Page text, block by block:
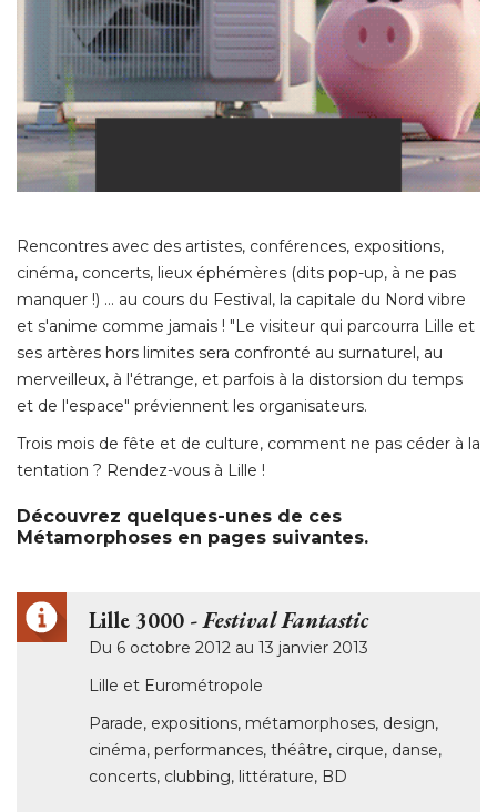
Rencontres avec des artistes, conférences, expositions,
cinéma, concerts, lieux éphémères (dits pop-up, à ne pas
manquer !) ... au cours du Festival, la capitale du Nord vibre
et s'anime comme jamais ! "Le visiteur qui parcourra Lille et
ses artères hors limites sera confronté au surnaturel, au
merveilleux, à l'étrange, et parfois à la distorsion du temps
et de l'espace" préviennent les organisateurs.
Trois mois de fête et de culture, comment ne pas céder à la
tentation ? Rendez-vous à Lille !
Découvrez quelques-unes de ces
Métamorphoses en pages suivantes.
Lille 3000 - Festival Fantastic
Du 6 octobre 2012 au 13 janvier 2013
Lille et Eurométropole
Parade, expositions, métamorphoses, design,
cinéma, performances, théâtre, cirque, danse,
concerts, clubbing, littérature, BD